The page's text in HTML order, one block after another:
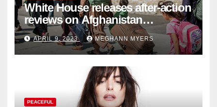
White House releases after-action
reviews on Afghanistan
withdrawal
APRIL 9, 2023 MEGHANN MYERS
PEACEFUL